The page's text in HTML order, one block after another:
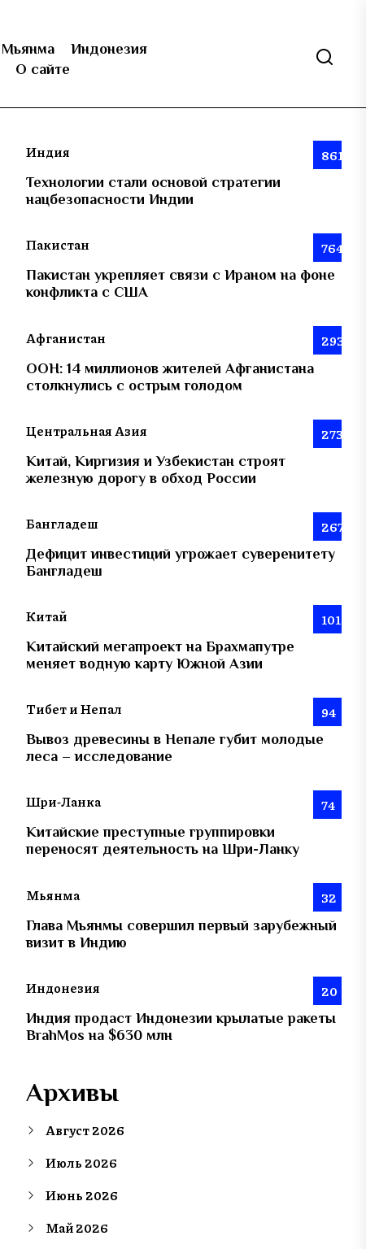
Мьянма
Индонезия
О сайте
Индия 861
Технологии стали основой стратегии
нацбезопасности Индии
Пакистан 764
Пакистан укрепляет связи с Ираном на фоне
конфликта с США
Афганистан 293
ООН: 14 миллионов жителей Афганистана
столкнулись с острым голодом
Центральная Азия 273
Китай, Киргизия и Узбекистан строят
железную дорогу в обход России
Бангладеш 267
Дефицит инвестиций угрожает суверенитету
Бангладеш
Китай 101
Китайский мегапроект на Брахмапутре
меняет водную карту Южной Азии
Тибет и Непал 94
Вывоз древесины в Непале губит молодые
леса – исследование
Шри-Ланка 74
Китайские преступные группировки
переносят деятельность на Шри-Ланку
Мьянма 32
Глава Мьянмы совершил первый зарубежный
визит в Индию
Индонезия 20
Индия продаст Индонезии крылатые ракеты
BrahMos на $630 млн
Архивы
Август 2026
Июль 2026
Июнь 2026
Май 2026